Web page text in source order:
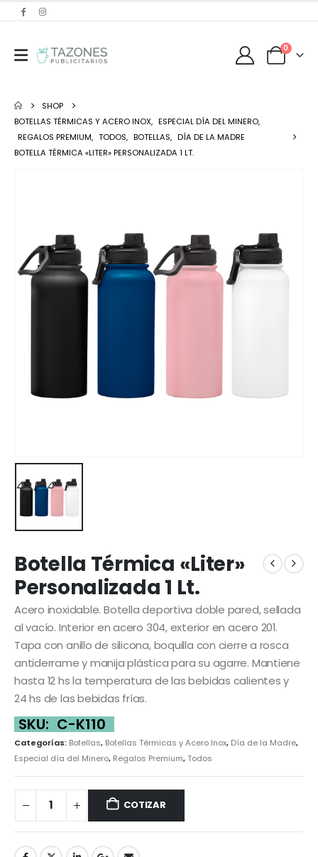
0
SHOP
BOTELLAS TÉRMICAS Y ACERO INOX, ESPECIAL DÍA DEL MINERO,
REGALOS PREMIUM, TODOS, BOTELLAS, DÍA DE LA MADRE
BOTELLA TÉRMICA «LITER» PERSONALIZADA 1 LT.
Botella Térmica «Liter»
Personalizada 1 Lt.
Acero inoxidable. Botella deportiva doble pared, sellada
al vacío. Interior en acero 304, exterior en acero 201.
Tapa con anillo de silicona, boquilla con cierre a rosca
antiderrame y manija plástica para su agarre. Mantiene
hasta 12 hs la temperatura de las bebidas calientes y
24 hs de las bebidas frías.
SKU: C-K110
Categorías: Botellas, Botellas Térmicas y Acero Inox, Día de la Madre,
Especial día del Minero, Regalos Premium,Todos
COTIZAR